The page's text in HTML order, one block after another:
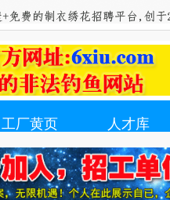
工厂黄页 人才库